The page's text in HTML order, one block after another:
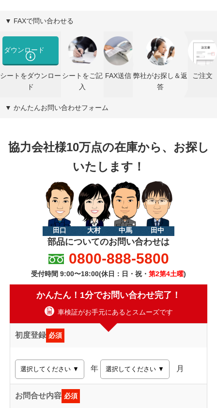
▼ FAXで問い合わせる
ダウンロード
シートをダウンロー
ド
シートをご記
入
FAX送信 弊社がお探し＆返
答
ご注文
▼ かんたんお問い合わせフォーム
協力会社様10万点の在庫から、お探し
いたします！
田口 大村 中馬 田中
部品についてのお問い合わせは
0800-888-5800
受付時間 9:00〜18:00(休日：日・祝・ 第2第4土曜)
かんたん！1分でお問い合わせ完了！
車検証がお手元にあるとスムーズです
初度登録 必須
年 月
お問合せ内容 必須